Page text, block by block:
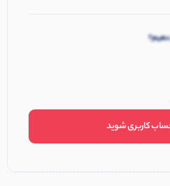
دهیم؟
حساب کاربری شوید